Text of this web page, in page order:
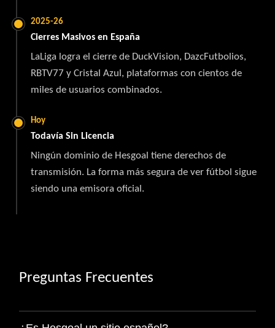
2025-26
Cierres Masivos en España
LaLiga logra el cierre de DuckVision, DazcFutbolios,
RBTV77 y Cristal Azul, plataformas con cientos de
miles de usuarios combinados.
Hoy
Todavía Sin Licencia
Ningún dominio de Hesgoal tiene derechos de
transmisión. La forma más segura de ver fútbol sigue
siendo una emisora oficial.
Preguntas Frecuentes